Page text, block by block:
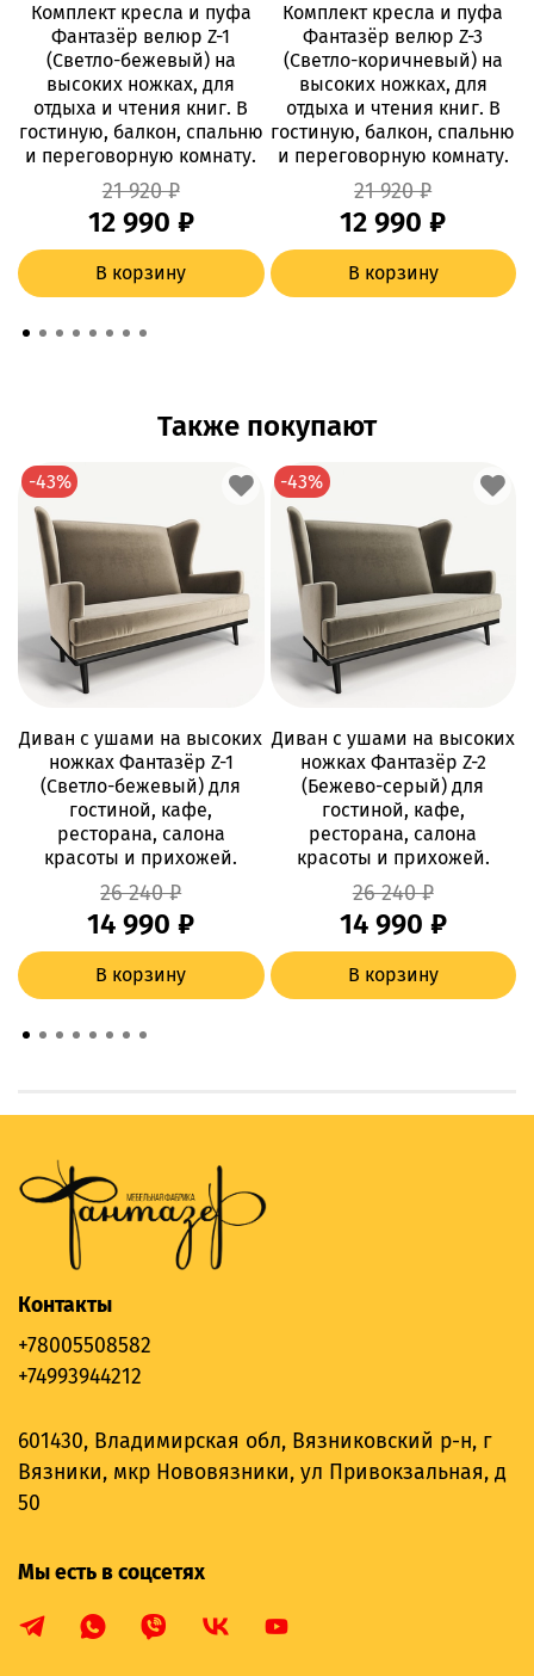
Комплект кресла и пуфа
Фантазёр велюр Z-1
(Светло-бежевый) на
высоких ножках, для
отдыха и чтения книг. В
гостиную, балкон, спальню
и переговорную комнату.
21 920 ₽
12 990 ₽
В корзину
Комплект кресла и пуфа
Фантазёр велюр Z-3
(Светло-коричневый) на
высоких ножках, для
отдыха и чтения книг. В
гостиную, балкон, спальню
и переговорную комнату.
21 920 ₽
12 990 ₽
В корзину
Также покупают
-43%
Диван с ушами на высоких
ножках Фантазёр Z-1
(Светло-бежевый) для
гостиной, кафе,
ресторана, салона
красоты и прихожей.
26 240 ₽
14 990 ₽
В корзину
-43%
Диван с ушами на высоких
ножках Фантазёр Z-2
(Бежево-серый) для
гостиной, кафе,
ресторана, салона
красоты и прихожей.
26 240 ₽
14 990 ₽
В корзину
Контакты
+78005508582
+74993944212
601430, Владимирская обл, Вязниковский р-н, г
Вязники, мкр Нововязники, ул Привокзальная, д
50
Мы есть в соцсетях